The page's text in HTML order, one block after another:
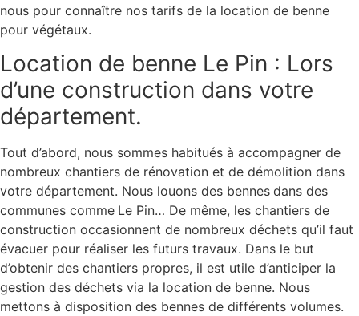
nous pour connaître nos tarifs de la location de benne
pour végétaux.
Location de benne Le Pin : Lors
d’une construction dans votre
département.
Tout d’abord, nous sommes habitués à accompagner de
nombreux chantiers de rénovation et de démolition dans
votre département. Nous louons des bennes dans des
communes comme Le Pin… De même, les chantiers de
construction occasionnent de nombreux déchets qu’il faut
évacuer pour réaliser les futurs travaux. Dans le but
d’obtenir des chantiers propres, il est utile d’anticiper la
gestion des déchets via la location de benne. Nous
mettons à disposition des bennes de différents volumes.